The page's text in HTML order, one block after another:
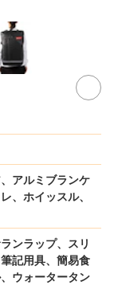
アルミブランケ
、ホイッスル、
ンラップ、スリ
記用具、簡易食
ウォータータン